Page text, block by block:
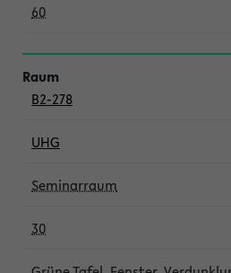
60
B2-278
UHG
Seminarraum
30